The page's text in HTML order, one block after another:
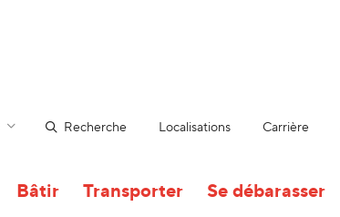
Recherche Localisations Carrière
Bâtir Transporter Se débarasser